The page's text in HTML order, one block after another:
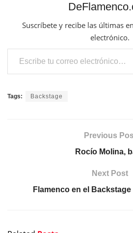
Suscríbete y recibe las últimas
electrónico.
Escribe tu correo electrónico…
Tags: Backstage
Previous
Rocío Molina,
Next Post
Flamenco en el Backstage